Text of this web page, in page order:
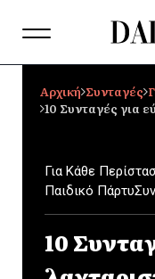
Αρχική Συνταγές
10 Συνταγές για
Για Κάθε
Παιδικό Πάρτυ
10